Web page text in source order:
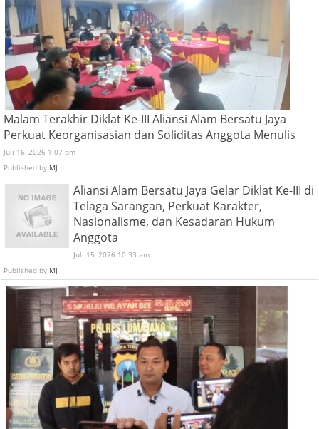
Malam Terakhir Diklat Ke-III Aliansi Alam Bersatu Jaya
Perkuat Keorganisasian dan Soliditas Anggota Menulis
Juli 16, 2026 1:07 pm
Published by MJ
Aliansi Alam Bersatu Jaya Gelar Diklat Ke-III di
Telaga Sarangan, Perkuat Karakter,
Nasionalisme, dan Kesadaran Hukum
Anggota
Juli 15, 2026 10:33 am
Published by MJ